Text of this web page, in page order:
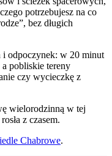
potrzebujesz na co
bez długich
i odpoczynek: w 20 minut
a pobliskie tereny
czy wycieczkę z
wielorodzinną w tej
z czasem.
Chabrowe.